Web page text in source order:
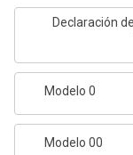
Declaración
Modelo 0
Modelo 00